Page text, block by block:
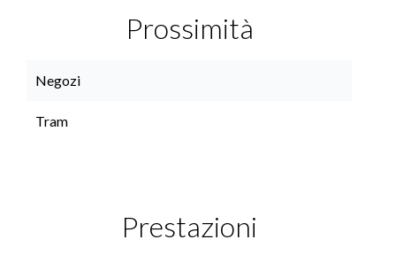
Prossimità
Negozi
Tram
Prestazioni